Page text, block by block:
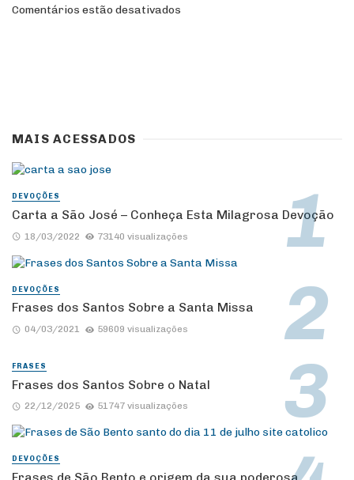
Comentários estão desativados
MAIS ACESSADOS
DEVOÇÕES
Carta a São José – Conheça Esta Milagrosa Devoção
18/03/2022 73140 visualizações
DEVOÇÕES
Frases dos Santos Sobre a Santa Missa
04/03/2021 59609 visualizações
FRASES
Frases dos Santos Sobre o Natal
22/12/2025 51747 visualizações
DEVOÇÕES